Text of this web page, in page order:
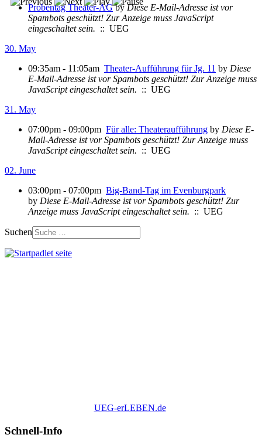
Probentag Theater-AGby Diese E-Mail-Adresse ist vor
Spambots geschützt! Zur Anzeige muss JavaScript
eingeschaltet sein. :: UEG
30. May
09:35am - 11:05am Theater-Aufführung für Jg. 11 by Diese
E-Mail-Adresse ist vor Spambots geschützt! Zur Anzeige muss
JavaScript eingeschaltet sein. :: UEG
31. May
07:00pm - 09:00pm Für alle: Theateraufführung by Diese E-
Mail-Adresse ist vor Spambots geschützt! Zur Anzeige muss
JavaScript eingeschaltet sein. :: UEG
02. June
03:00pm - 07:00pm Big-Band-Tag im Evenburgpark
by Diese E-Mail-Adresse ist vor Spambots geschützt! Zur
Anzeige muss JavaScript eingeschaltet sein. :: UEG
Suchen
UEG-erLEBEN.de
Schnell-Info